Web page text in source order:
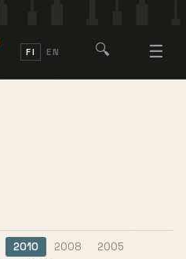
FI EN 🔍 ☰
2010 2008
2005